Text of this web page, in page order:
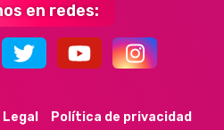
en redes:
Política de privacidad